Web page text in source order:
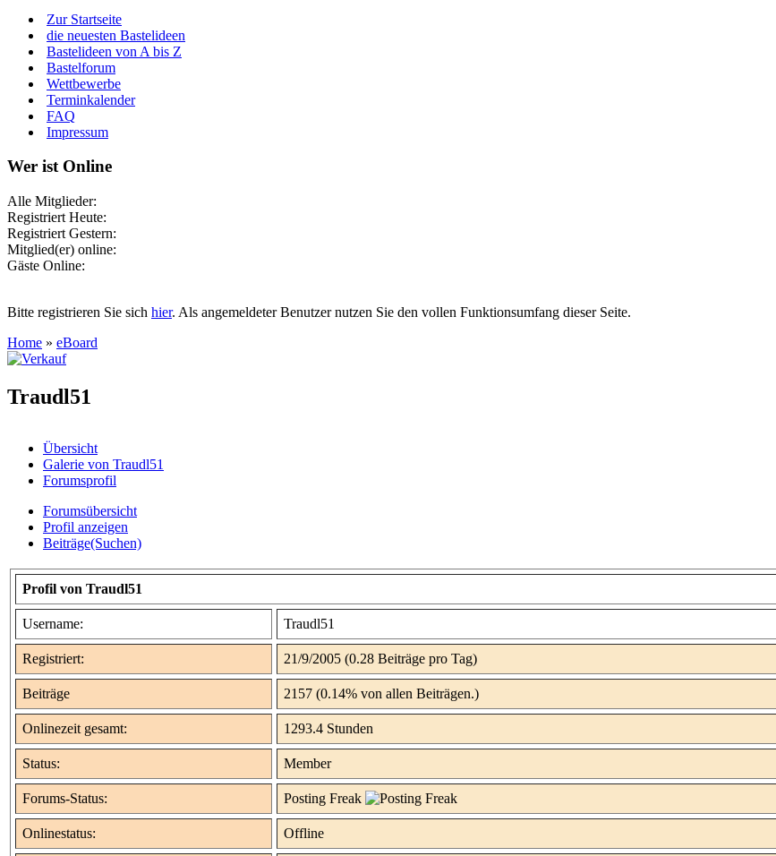
Zur Startseite
die neuesten Bastelideen
Bastelideen von A bis Z
Bastelforum
Wettbewerbe
Terminkalender
FAQ
Impressum
Wer ist Online
Alle Mitglieder:
Registriert Heute:
Registriert Gestern:
Mitglied(er) online:
Gäste Online:
Bitte registrieren Sie sich hier. Als angemeldeter Benutzer nutzen Sie den vollen Funktionsumfang dieser Seite.
Home » eBoard
Traudl51
Übersicht
Galerie von Traudl51
Forumsprofil
Forumsübersicht
Profil anzeigen
Beiträge(Suchen)
Profil von Traudl51
Username: Traudl51
Registriert: 21/9/2005 (0.28 Beiträge pro Tag)
Beiträge 2157 (0.14% von allen Beiträgen.)
Onlinezeit gesamt: 1293.4 Stunden
Status: Member
Forums-Status: Posting Freak
Onlinestatus: Offline